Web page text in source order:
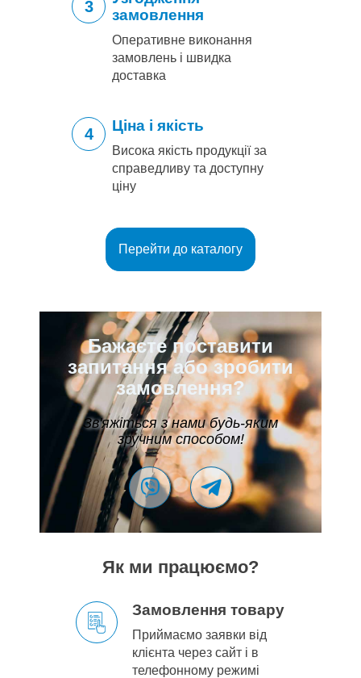
3
замовлення
Оперативне виконання
замовлень і швидка
доставка
4 Ціна і якість
Висока якість продукції за
справедливу та доступну
ціну
Перейти до каталогу
Бажаєте поставити
запитання або зробити
замовлення?
Зв'яжіться з нами будь-яким
зручним способом!
Як ми працюємо?
Замовлення товару
Приймаємо заявки від
клієнта через сайт і в
телефонному режимі